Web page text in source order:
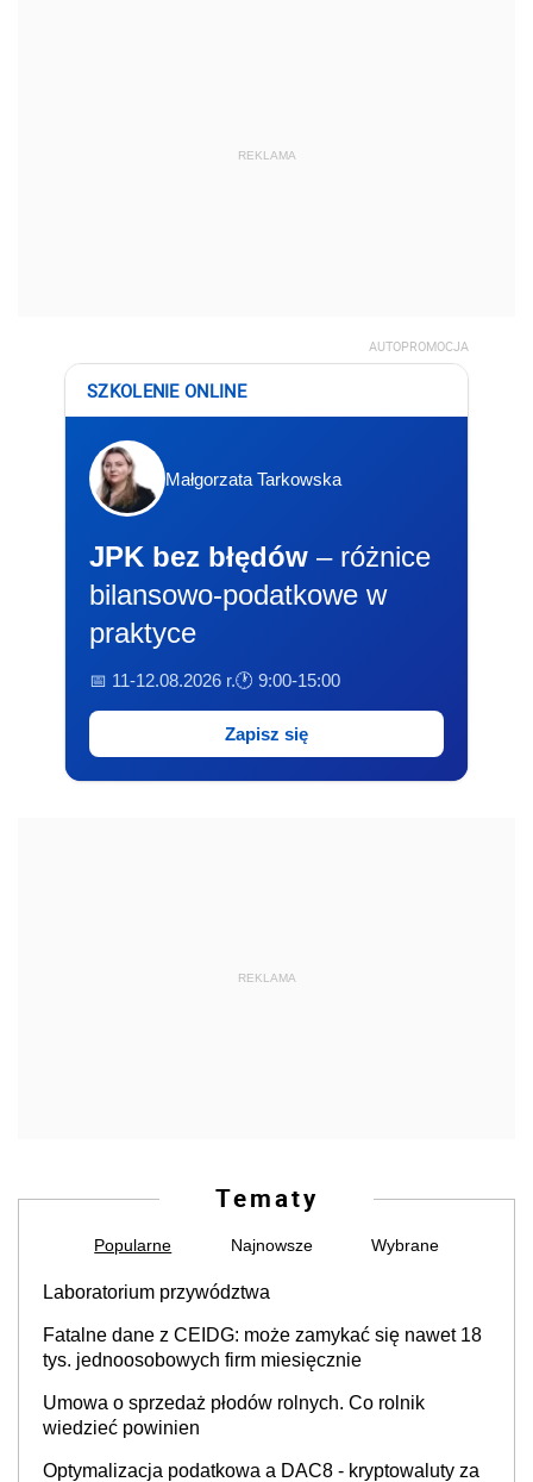
REKLAMA
AUTOPROMOCJA
SZKOLENIE ONLINE
Małgorzata Tarkowska
JPK bez błędów – różnice
bilansowo-podatkowe w
praktyce
📅 11-12.08.2026 r.🕐 9:00-15:00
Zapisz się
REKLAMA
Tematy
Popularne Najnowsze Wybrane
Laboratorium przywództwa
Fatalne dane z CEIDG: może zamykać się nawet 18
tys. jednoosobowych firm miesięcznie
Umowa o sprzedaż płodów rolnych. Co rolnik
wiedzieć powinien
Optymalizacja podatkowa a DAC8 - kryptowaluty za